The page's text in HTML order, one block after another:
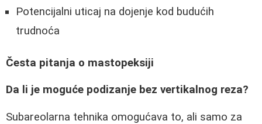
Potencijalni uticaj na dojenje kod budućih
trudnoća
Česta pitanja o mastopeksiji
Da li je moguće podizanje bez vertikalnog reza?
Subareolarna tehnika omogućava to, ali samo za